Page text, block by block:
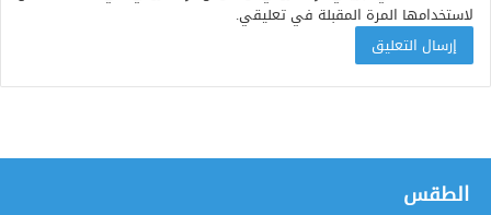
لاستخدامها المرة المقبلة في تعليقي.
الطقس